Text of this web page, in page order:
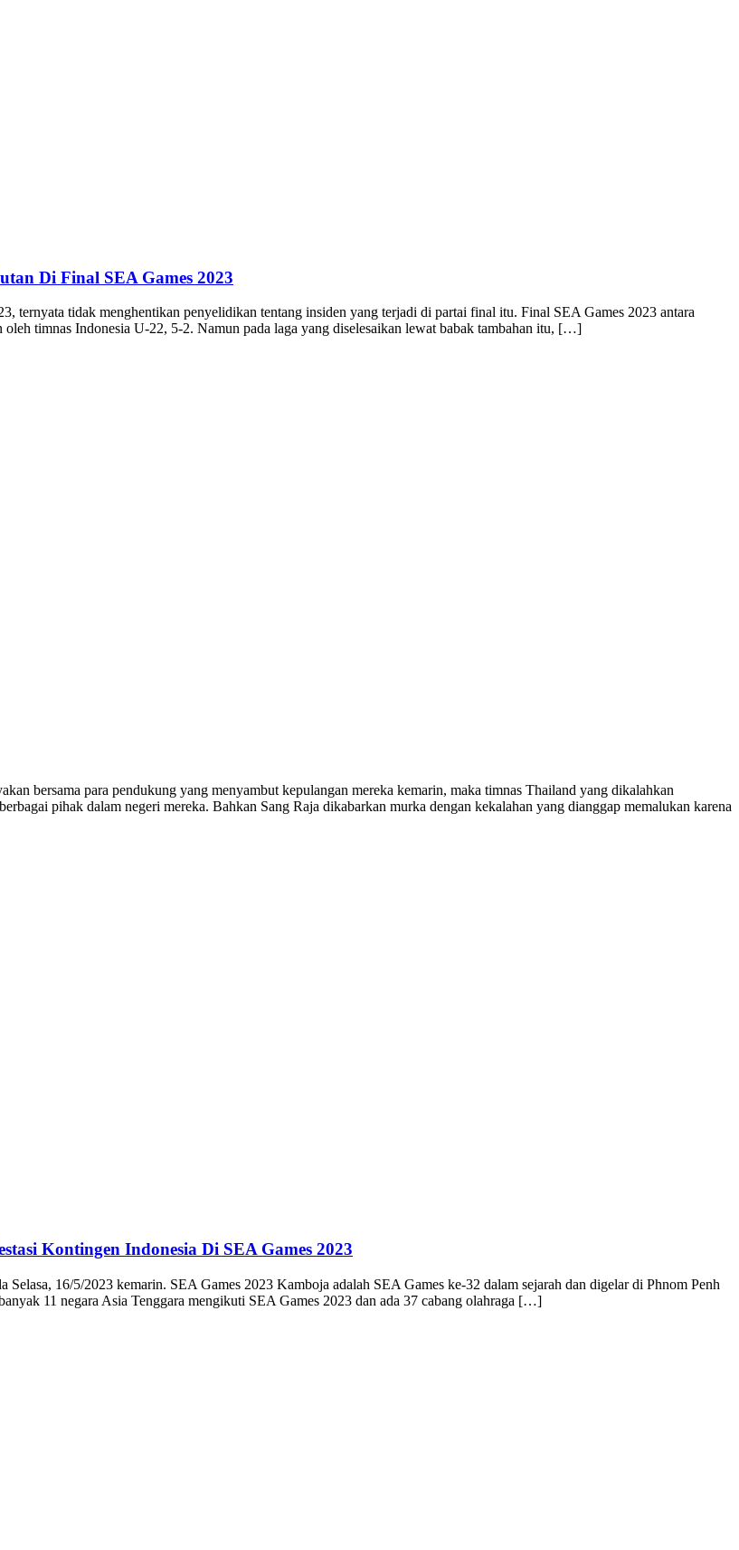
Di Final SEA Games 2023
ternyata tidak menghentikan penyelidikan tentang insiden yang terjadi di partai final itu. Final SEA Games 2023 antara
timnas Indonesia U-22, 5-2. Namun pada laga yang diselesaikan lewat babak tambahan itu, […]
bersama para pendukung yang menyambut kepulangan mereka kemarin, maka timnas Thailand yang dikalahkan
pihak dalam negeri mereka. Bahkan Sang Raja dikabarkan murka dengan kekalahan yang dianggap memalukan karena
Kontingen Indonesia Di SEA Games 2023
16/5/2023 kemarin. SEA Games 2023 Kamboja adalah SEA Games ke-32 dalam sejarah dan digelar di Phnom Penh
11 negara Asia Tenggara mengikuti SEA Games 2023 dan ada 37 cabang olahraga […]